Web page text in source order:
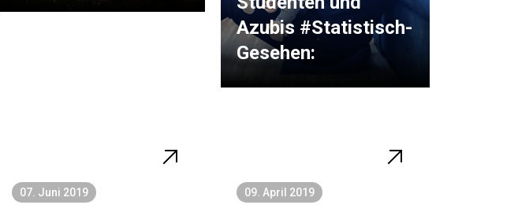
Azubis #Statistisch­
Gesehen:
07. Juni 2019 09. April 2019